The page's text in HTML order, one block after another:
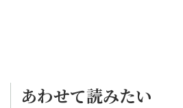
あわせて読みたい